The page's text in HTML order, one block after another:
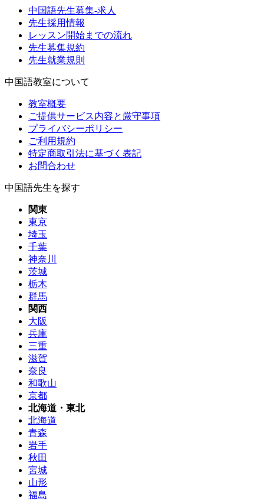
中国語先生募集-求人
先生採用情報
レッスン開始までの流れ
先生募集規約
先生就業規則
中国語教室について
教室概要
ご提供サービス内容と厳守事項
プライバシーポリシー
ご利用規約
特定商取引法に基づく表記
お問合わせ
中国語先生を探す
関東
東京
埼玉
千葉
神奈川
茨城
栃木
群馬
関西
大阪
兵庫
三重
滋賀
奈良
和歌山
京都
北海道・東北
北海道
青森
岩手
秋田
宮城
山形
福島